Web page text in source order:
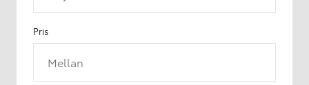
Pris
Mellan